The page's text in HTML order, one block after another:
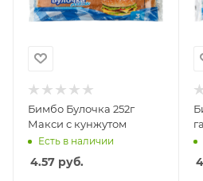
Бимбо Булочка 252г
Макси с кунжутом
Есть в наличии
4.57 руб.